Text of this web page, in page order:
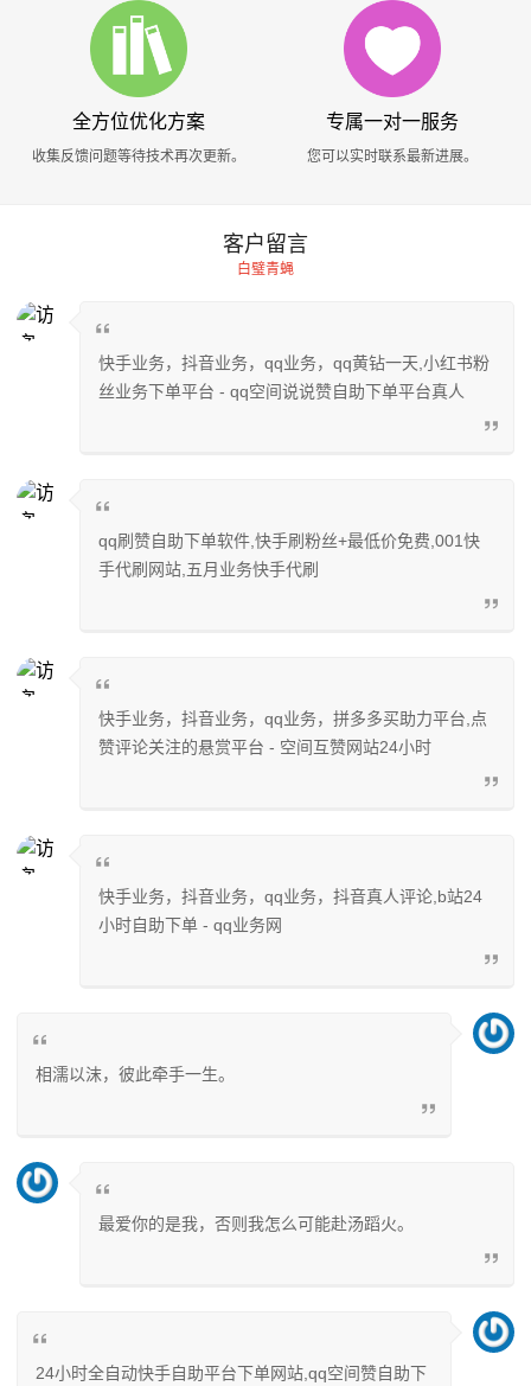
全方位优化方案
收集反馈问题等待技术再次更新。
专属一对一服务
您可以实时联系最新进展。
客户留言
白璧青蝇
快手业务，抖音业务，qq业务，qq黄钻一天,小红书粉
丝业务下单平台 - qq空间说说赞自助下单平台真人
qq刷赞自助下单软件,快手刷粉丝+最低价免费,001快
手代刷网站,五月业务快手代刷
快手业务，抖音业务，qq业务，拼多多买助力平台,点
赞评论关注的悬赏平台 - 空间互赞网站24小时
快手业务，抖音业务，qq业务，抖音真人评论,b站24
小时自助下单 - qq业务网
相濡以沫，彼此牵手一生。
最爱你的是我，否则我怎么可能赴汤蹈火。
24小时全自动快手自助平台下单网站,qq空间赞自助下